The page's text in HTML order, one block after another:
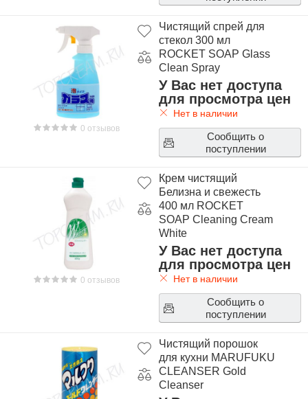
0 отзывов
Чистящий спрей для
стекол 300 мл
ROCKET SOAP Glass
Clean Spray
У Вас нет доступа
для просмотра цен
Нет в наличии
Сообщить о
поступлении
0 отзывов
Крем чистящий
Белизна и свежесть
400 мл ROCKET
SOAP Cleaning Cream
White
У Вас нет доступа
для просмотра цен
Нет в наличии
Сообщить о
поступлении
Чистящий порошок
для кухни MARUFUKU
CLEANSER Gold
Cleanser